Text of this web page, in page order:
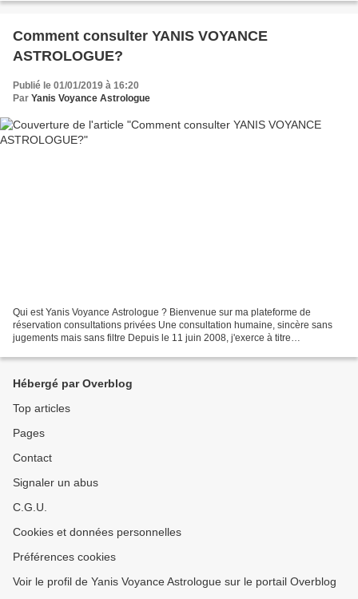
Comment consulter YANIS VOYANCE
ASTROLOGUE?
Publié le 01/01/2019 à 16:20
Par Yanis Voyance Astrologue
Qui est Yanis Voyance Astrologue ? Bienvenue sur ma plateforme de
réservation consultations privées Une consultation humaine, sincère sans
jugements mais sans filtre Depuis le 11 juin 2008, j'exerce à titre
Hébergé par Overblog
Top articles
Pages
Contact
Signaler un abus
C.G.U.
Cookies et données personnelles
Préférences cookies
Voir le profil de Yanis Voyance Astrologue sur le portail Overblog